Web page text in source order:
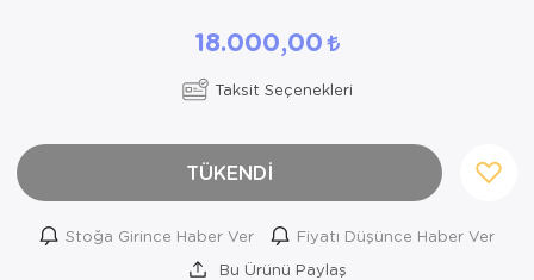
18.000,00
Taksit Seçenekleri
TÜKENDİ
Stoğa Girince Haber Ver
Fiyatı Düşünce Haber Ver
Bu Ürünü Paylaş